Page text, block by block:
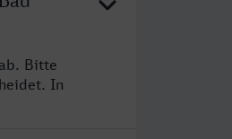
Bitte
In